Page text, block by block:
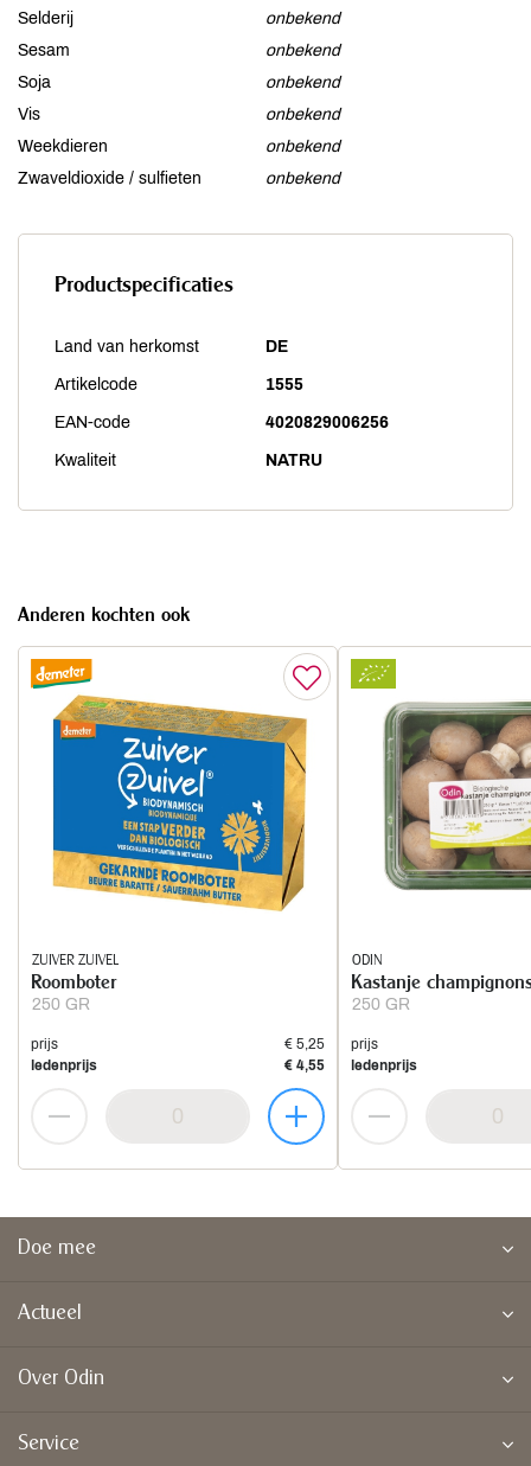
Selderij
onbekend
Sesam
onbekend
Soja
onbekend
Vis
onbekend
Weekdieren
onbekend
Zwaveldioxide / sulfieten
onbekend
Productspecificaties
Land van herkomst DE
Artikelcode 1555
EAN-code 4020829006256
Kwaliteit NATRU
Anderen kochten ook
ZUIVER ZUIVEL
250 GR
Roomboter
prijs
€ 5,25
ledenprijs
€ 4,55
ODIN
250 GR
Kastanje
prijs
ledenprijs
Doe mee
Actueel
Over Odin
Service